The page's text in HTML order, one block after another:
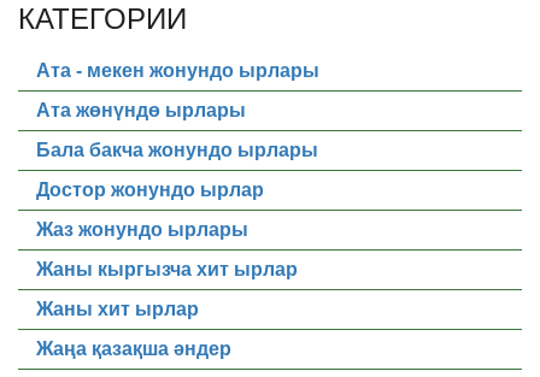
КАТЕГОРИИ
Ата - мекен жонундо ырлары
Ата жөнүндө ырлары
Бала бакча жонундо ырлары
Достор жонундо ырлар
Жаз жонундо ырлары
Жаны кыргызча хит ырлар
Жаны хит ырлар
Жаңа қазақша әндер